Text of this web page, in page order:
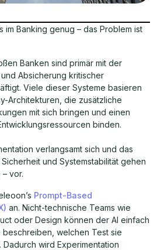
im Banking genug – das Problem ist
Banken sind primär mit der
Absicherung kritischer
Viele dieser Systeme basieren
Architekturen, die zusätzliche
mit sich bringen und einen
binden.
verlangsamt sich und das
und Systemstabilität gehen
vor.
Prompt-Based
an. Nicht-technische Teams wie
oder Design können der AI einfach
beschreiben, welchen Test sie
wird Experimentation